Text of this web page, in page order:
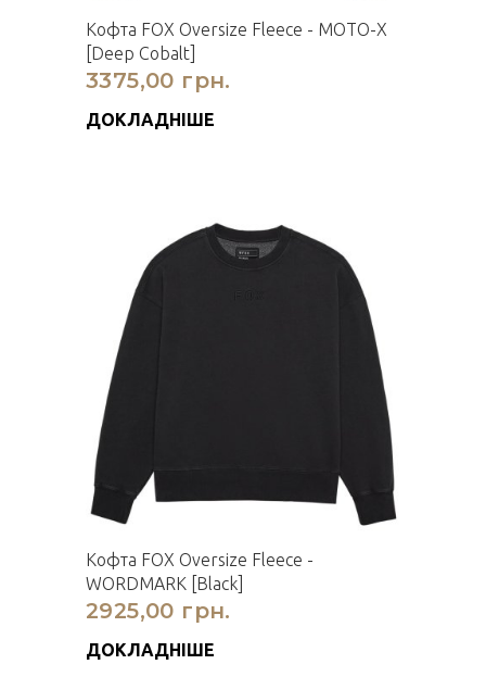
Кофта FOX Oversize Fleece - MOTO-X
[Deep Cobalt]
3375,00 грн.
ДОКЛАДНІШЕ
Кофта FOX Oversize Fleece -
WORDMARK [Black]
2925,00 грн.
ДОКЛАДНІШЕ